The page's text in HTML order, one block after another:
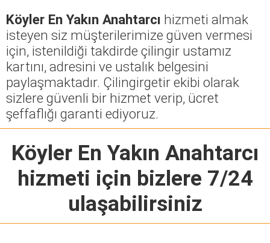
Köyler En Yakın Anahtarcı hizmeti almak
isteyen siz müşterilerimize güven vermesi
için, istenildiği takdirde çilingir ustamız
kartını, adresini ve ustalık belgesini
paylaşmaktadır. Çilingirgetir ekibi olarak
sizlere güvenli bir hizmet verip, ücret
şeffaflığı garanti ediyoruz.
Köyler En Yakın Anahtarcı
hizmeti için bizlere 7/24
ulaşabilirsiniz